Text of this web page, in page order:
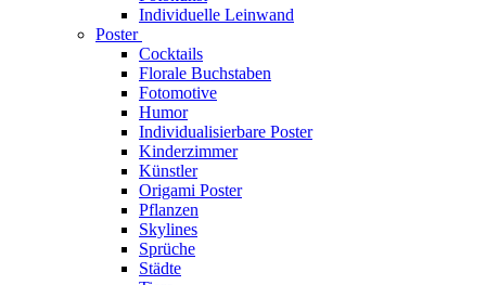
Individuelle Leinwand
Poster
Cocktails
Florale Buchstaben
Fotomotive
Humor
Individualisierbare Poster
Kinderzimmer
Künstler
Origami Poster
Pflanzen
Skylines
Sprüche
Städte